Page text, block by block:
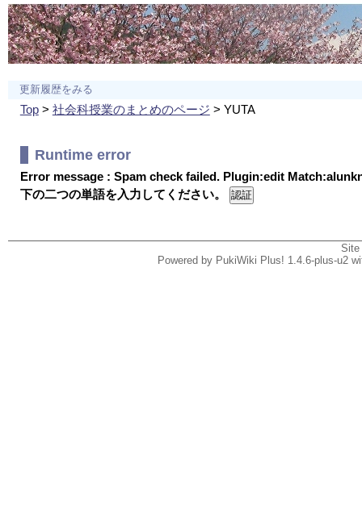
更新履歴をみる
Top> 社会科授業のまとめのページ > YUTA
Runtime error
Error message : Spam check failed. Plugin:edit
下の二つの単語を入力してください。
Powered by PukiWiki Plus! 1.4.6-plus-u2